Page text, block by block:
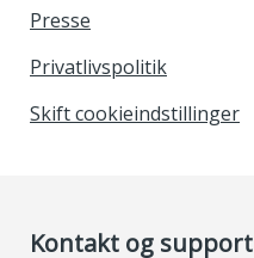
Presse
Privatlivspolitik
Skift cookieindstillinger
Kontakt og support